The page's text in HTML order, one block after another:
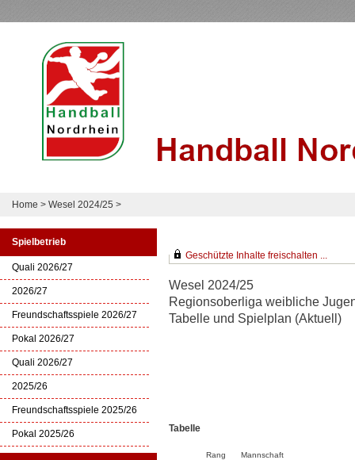
Home > Wesel 2024/25 >
Spielbetrieb
Quali 2026/27
2026/27
Freundschaftsspiele 2026/27
Pokal 2026/27
Quali 2026/27
2025/26
Freundschaftsspiele 2025/26
Pokal 2025/26
Geschützte Inhalte freischalten ...
Wesel 2024/25
Regionsoberliga weibliche
Tabelle und Spielplan (Aktuell)
Tabelle
Rang Mannschaft